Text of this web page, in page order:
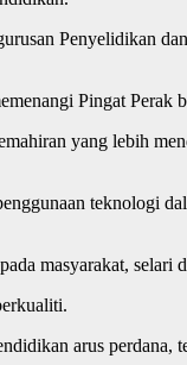
Penyelidikan
Pingat Perak
yang lebih
teknologi
masyarakat,
arus perdana,